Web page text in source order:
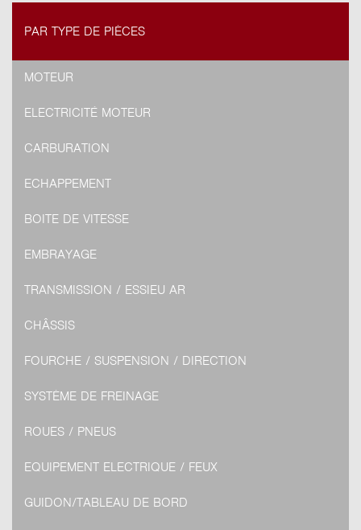
PAR TYPE DE PIÈCES
MOTEUR
ELECTRICITÉ MOTEUR
CARBURATION
ECHAPPEMENT
BOITE DE VITESSE
EMBRAYAGE
TRANSMISSION / ESSIEU AR
CHÂSSIS
FOURCHE / SUSPENSION / DIRECTION
SYSTÈME DE FREINAGE
ROUES / PNEUS
EQUIPEMENT ELECTRIQUE / FEUX
GUIDON/TABLEAU DE BORD